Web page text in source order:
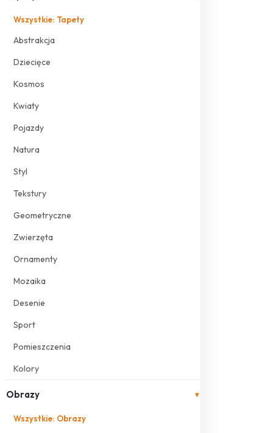
Wszystkie: Tapety
Abstrakcja
Dziecięce
Kosmos
Kwiaty
Pojazdy
Natura
Styl
Tekstury
Geometryczne
Zwierzęta
Ornamenty
Mozaika
Desenie
Sport
Pomieszczenia
Kolory
Obrazy ▾
Wszystkie: Obrazy